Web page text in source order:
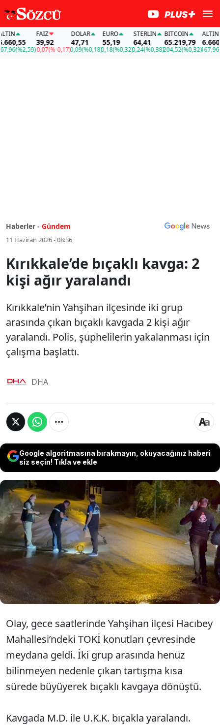
(%2,59)
FAİZ
39,92
-0,07(%-0,17)
DOLAR
47,71
0,09(%0,18)
EURO
55,19
0,18(%0,32)
STERLIN
64,41
0,24(%0,38)
BITCOIN
65.219,79
204,52(%0,32)
ALTIN
167,96
Haberler - Gündem
11 Haziran 2026 - 08:36
Kırıkkale’de bıçaklı kavga: 2
kişi ağır yaralandı
Kırıkkale’nin Yahşihan ilçesinde iki grup
arasında çıkan bıçaklı kavgada 2 kişi ağır
yaralandı. Polis, şüphelilerin yakalanması için
çalışma başlattı.
DHA
Google algoritmasına bırakmayın, okuyacağınız haberi
siz seçin! Tıkla ve ekle
Kırıkkale’nin Yahşihan ilçesinde iki grup
arasında çıkan bıçaklı kavgada 2 kişi ağır
yaralandı. Polis, şüphelilerin yakalanması
için çalışma başlattı.
Olay, gece saatlerinde Yahşihan ilçesi Hacıbey
Mahallesi’ndeki TOKİ konutları çevresinde
meydana geldi. İki grup arasında henüz
bilinmeyen nedenle çıkan tartışma kısa
sürede büyüyerek bıçaklı kavgaya dönüştü.
Kavgada M.D. ile U.K.K. bıçakla yaralandı.